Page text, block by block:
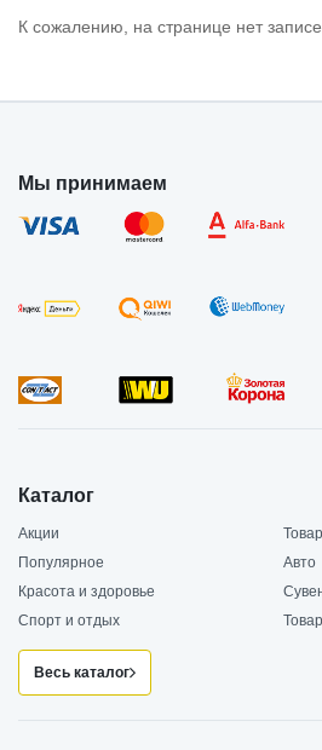
К сожалению, на странице нет
Мы принимаем
Каталог
Акции
Популярное
Авто
Красота и здоровье
Спорт и отдых
Весь каталог